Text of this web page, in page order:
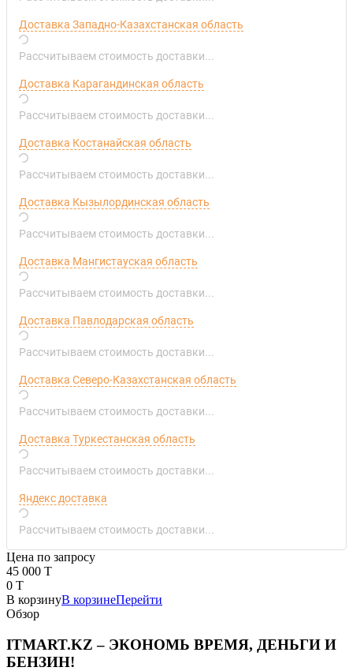
Доставка Западно-Казахстанская область
Рассчитываем стоимость доставки...
Доставка Карагандинская область
Рассчитываем стоимость доставки...
Доставка Костанайская область
Рассчитываем стоимость доставки...
Доставка Кызылординская область
Рассчитываем стоимость доставки...
Доставка Мангистауская область
Рассчитываем стоимость доставки...
Доставка Павлодарская область
Рассчитываем стоимость доставки...
Доставка Северо-Казахстанская область
Рассчитываем стоимость доставки...
Доставка Туркестанская область
Рассчитываем стоимость доставки...
Яндекс доставка
Рассчитываем стоимость доставки...
Цена по запросу
45 000 T
0 T
В корзинуВ корзинеПерейти
Обзор
ITMART.KZ – ЭКОНОМЬ ВРЕМЯ, ДЕНЬГИ И
БЕНЗИН!